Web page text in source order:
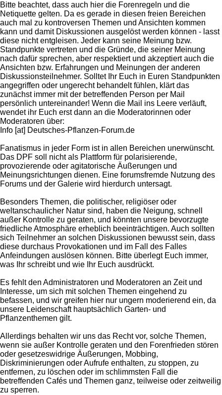
Bitte beachtet, dass auch hier die Forenregeln und die
Netiquette gelten. Da es gerade in diesen freien Bereichen
auch mal zu kontroversen Themen und Ansichten kommen
kann und damit Diskussionen ausgelöst werden können - lasst
diese nicht entgleisen. Jeder kann seine Meinung bzw.
Standpunkte vertreten und die Gründe, die seiner Meinung
nach dafür sprechen, aber respektiert und akzeptiert auch die
Ansichten bzw. Erfahrungen und Meinungen der anderen
Diskussionsteilnehmer. Solltet Ihr Euch in Euren Standpunkten
angegriffen oder ungerecht behandelt fühlen, klärt das
zunächst immer mit der betreffenden Person per Mail
persönlich untereinander! Wenn die Mail ins Leere verläuft,
wendet ihr Euch erst dann an die Moderatorinnen oder
Moderatoren über:
Info [at] Deutsches-Pflanzen-Forum.de
Fanatismus in jeder Form ist in allen Bereichen unerwünscht.
Das DPF soll nicht als Plattform für polarisierende,
provozierende oder agitatorische Äußerungen und
Meinungsrichtungen dienen. Eine forumsfremde Nutzung des
Forums und der Galerie wird hierdurch untersagt.
Besonders Themen, die politischer, religiöser oder
weltanschaulicher Natur sind, haben die Neigung, schnell
außer Kontrolle zu geraten, und könnten unsere bevorzugte
friedliche Atmosphäre erheblich beeinträchtigen. Auch sollten
sich Teilnehmer an solchen Diskussionen bewusst sein, dass
diese durchaus Provokationen und im Fall des Falles
Anfeindungen auslösen können. Bitte überlegt Euch immer,
was Ihr schreibt und wie Ihr Euch ausdrückt.
Es fehlt den Administratoren und Moderatoren an Zeit und
Interesse, um sich mit solchen Themen eingehend zu
befassen, und wir greifen hier nur ungern moderierend ein, da
unsere Leidenschaft hauptsächlich Garten- und
Pflanzenthemen gilt.
Allerdings behalten wir uns das Recht vor, solche Themen,
wenn sie außer Kontrolle geraten und den Forenfrieden stören
oder gesetzeswidrige Äußerungen, Mobbing,
Diskriminierungen oder Aufrufe enthalten, zu stoppen, zu
entfernen, zu löschen oder im schlimmsten Fall die
betreffenden Cafés und Themen ganz, teilweise oder zeitweilig
zu sperren.